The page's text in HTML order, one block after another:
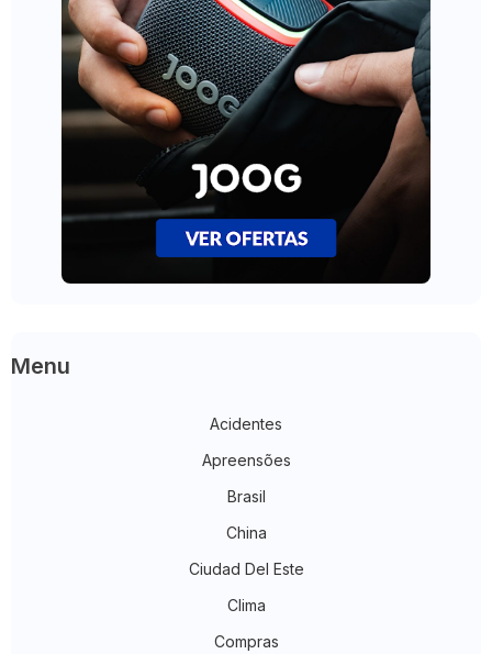
Menu
Acidentes
Apreensões
Brasil
China
Ciudad Del Este
Clima
Compras